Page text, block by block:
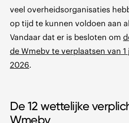
veel overheidsorganisaties
op tijd te kunnen voldoen aan
Vandaar dat er is besloten om
de Wmebv te verplaatsen van 1
2026
De 12 wettelijke
Wmebv